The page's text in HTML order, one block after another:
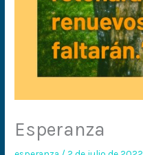
Esperanza